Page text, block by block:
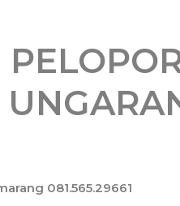
081.565.29661